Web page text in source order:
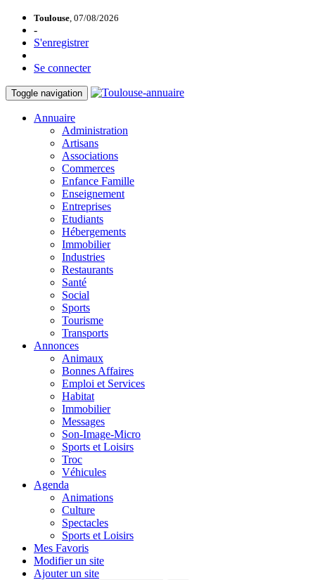
Toulouse, 07/08/2026
-
S'enregistrer
Se connecter
Toggle navigation
Annuaire
Administration
Artisans
Associations
Commerces
Enfance Famille
Enseignement
Entreprises
Etudiants
Hébergements
Immobilier
Industries
Restaurants
Santé
Social
Sports
Tourisme
Transports
Annonces
Animaux
Bonnes Affaires
Emploi et Services
Habitat
Immobilier
Messages
Son-Image-Micro
Sports et Loisirs
Troc
Véhicules
Agenda
Animations
Culture
Spectacles
Sports et Loisirs
Mes Favoris
Modifier un site
Ajouter un site